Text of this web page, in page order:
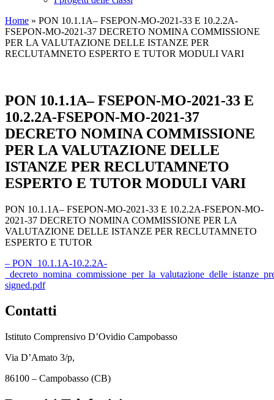
Home » PON 10.1.1A– FSEPON-MO-2021-33 E 10.2.2A-
FSEPON-MO-2021-37 DECRETO NOMINA COMMISSIONE
PER LA VALUTAZIONE DELLE ISTANZE PER
RECLUTAMNETO ESPERTO E TUTOR MODULI VARI
PON 10.1.1A– FSEPON-MO-2021-33 E
10.2.2A-FSEPON-MO-2021-37
DECRETO NOMINA COMMISSIONE
PER LA VALUTAZIONE DELLE
ISTANZE PER RECLUTAMNETO
ESPERTO E TUTOR MODULI VARI
PON 10.1.1A– FSEPON-MO-2021-33 E 10.2.2A-FSEPON-MO-
2021-37 DECRETO NOMINA COMMISSIONE PER LA
VALUTAZIONE DELLE ISTANZE PER RECLUTAMNETO
ESPERTO E TUTOR
– PON_10.1.1A-10.2.2A-
signed.pdf
Contatti
Istituto Comprensivo D’Ovidio Campobasso
Via D’Amato 3/p,
86100 – Campobasso (CB)